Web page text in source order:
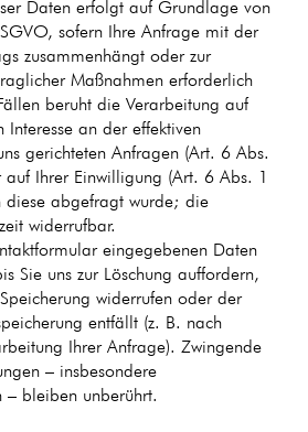
Daten erfolgt auf Grundlage von
sofern Ihre Anfrage mit der
zusammenhängt oder zur
Maßnahmen erforderlich
beruht die Verarbeitung auf
Interesse an der effektiven
gerichteten Anfragen (Art. 6 Abs.
Ihrer Einwilligung (Art. 6 Abs. 1
diese abgefragt wurde; die
widerrufbar.
eingegebenen Daten
Sie uns zur Löschung auffordern,
widerrufen oder der
entfällt (z. B. nach
Ihrer Anfrage). Zwingende
– insbesondere
– bleiben unberührt.